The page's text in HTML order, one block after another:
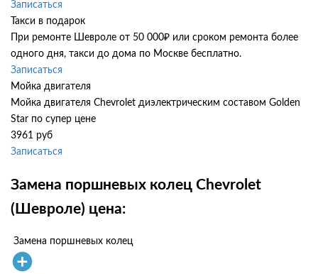
Записаться
Такси в подарок
При ремонте Шевроле от 50 000₽ или сроком ремонта более
одного дня, такси до дома по Москве бесплатно.
Записаться
Мойка двигателя
Мойка двигателя Chevrolet диэлектрическим составом Golden
Star по супер цене
3961 руб
Записаться
Замена поршневых колец Chevrolet
(Шевроле) цена:
Замена поршневых колец